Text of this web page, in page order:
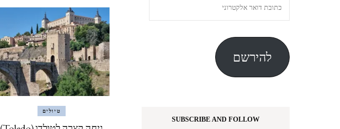
טיולים
דואר
אלקטרוני
להירשם
SUBSCRIBE AND FOLLOW